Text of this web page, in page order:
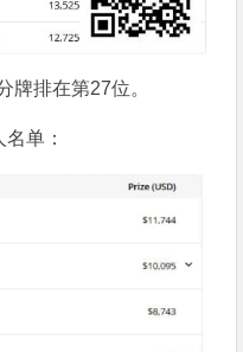
牌排在第27位。
单：